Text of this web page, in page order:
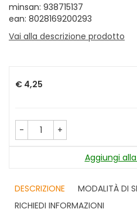
minsan: 938715137
ean: 8028169200293
Vai alla descrizione prodotto
Prezzo
€ 4,25
- +
Aggiungi
DESCRIZIONE
MODALITÀ DI
RICHIEDI INFORMAZIONI